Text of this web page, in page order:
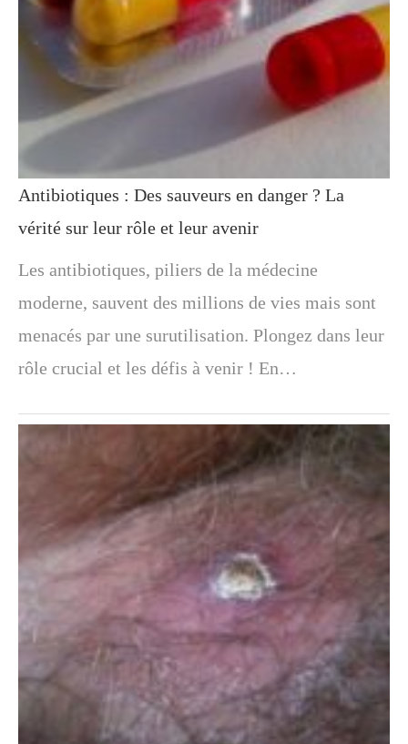
Antibiotiques : Des sauveurs en danger ? La
vérité sur leur rôle et leur avenir
Les antibiotiques, piliers de la médecine
moderne, sauvent des millions de vies mais sont
menacés par une surutilisation. Plongez dans leur
rôle crucial et les défis à venir ! En…